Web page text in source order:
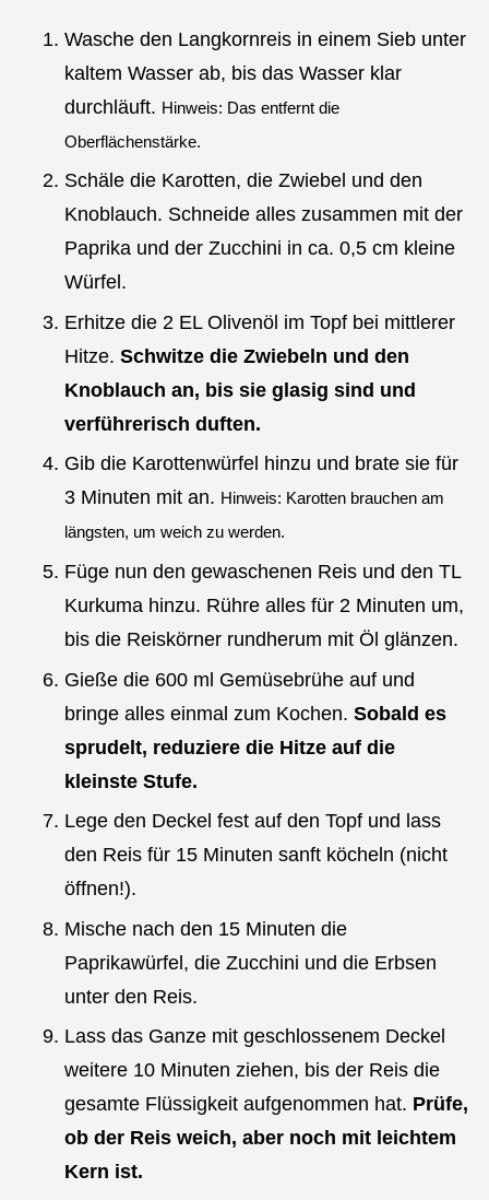
Wasche den Langkornreis in einem Sieb unter
kaltem Wasser ab, bis das Wasser klar
durchläuft. Hinweis: Das entfernt die
Oberflächenstärke.
Schäle die Karotten, die Zwiebel und den
Knoblauch. Schneide alles zusammen mit der
Paprika und der Zucchini in ca. 0,5 cm kleine
Würfel.
Erhitze die 2 EL Olivenöl im Topf bei mittlerer
Hitze. Schwitze die Zwiebeln und den
Knoblauch an, bis sie glasig sind und
verführerisch duften.
Gib die Karottenwürfel hinzu und brate sie für
3 Minuten mit an. Hinweis: Karotten brauchen am
längsten, um weich zu werden.
Füge nun den gewaschenen Reis und den TL
Kurkuma hinzu. Rühre alles für 2 Minuten um,
bis die Reiskörner rundherum mit Öl glänzen.
Gieße die 600 ml Gemüsebrühe auf und
bringe alles einmal zum Kochen. Sobald es
sprudelt, reduziere die Hitze auf die
kleinste Stufe.
Lege den Deckel fest auf den Topf und lass
den Reis für 15 Minuten sanft köcheln (nicht
öffnen!).
Mische nach den 15 Minuten die
Paprikawürfel, die Zucchini und die Erbsen
unter den Reis.
Lass das Ganze mit geschlossenem Deckel
weitere 10 Minuten ziehen, bis der Reis die
gesamte Flüssigkeit aufgenommen hat. Prüfe,
ob der Reis weich, aber noch mit leichtem
Kern ist.